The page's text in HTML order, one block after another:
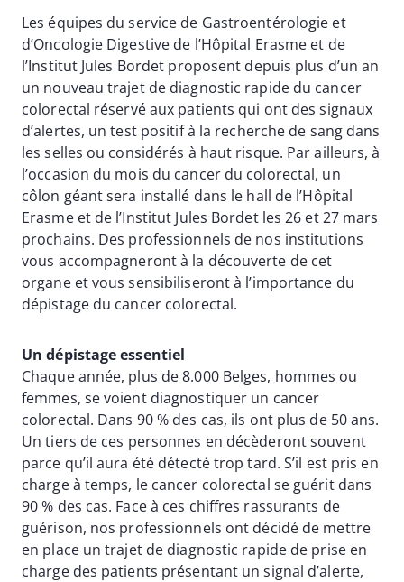
Les équipes du service de Gastroentérologie et
d’Oncologie Digestive de l’Hôpital Erasme et de
l’Institut Jules Bordet proposent depuis plus d’un an
un nouveau trajet de diagnostic rapide du cancer
colorectal réservé aux patients qui ont des signaux
d’alertes, un test positif à la recherche de sang dans
les selles ou considérés à haut risque. Par ailleurs, à
l’occasion du mois du cancer du colorectal, un
côlon géant sera installé dans le hall de l’Hôpital
Erasme et de l’Institut Jules Bordet les 26 et 27 mars
prochains. Des professionnels de nos institutions
vous accompagneront à la découverte de cet
organe et vous sensibiliseront à l’importance du
dépistage du cancer colorectal.
Un dépistage essentiel
Chaque année, plus de 8.000 Belges, hommes ou
femmes, se voient diagnostiquer un cancer
colorectal. Dans 90 % des cas, ils ont plus de 50 ans.
Un tiers de ces personnes en décèderont souvent
parce qu’il aura été détecté trop tard. S’il est pris en
charge à temps, le cancer colorectal se guérit dans
90 % des cas. Face à ces chiffres rassurants de
guérison, nos professionnels ont décidé de mettre
en place un trajet de diagnostic rapide de prise en
charge des patients présentant un signal d’alerte,